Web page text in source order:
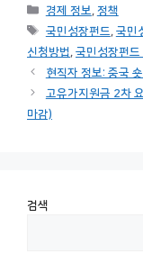
카
테
리
경제 정보 , 정책
태
그
국민성장펀드 , 국민
신청방법, 국민성장펀드
현직자 정보: 중국
고유가지원금 2차
마감)
검색